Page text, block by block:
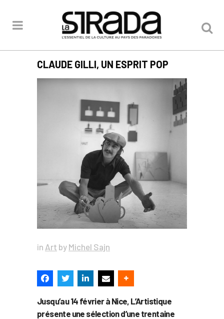
CLAUDE GILLI, UN ESPRIT POP
in Art by Michel Sajn
Jusqu’au 14 février à Nice, L’Artistique
présente une sélection d’une trentaine